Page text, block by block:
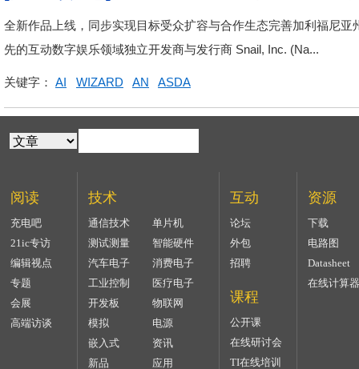
全新作品上线，同步实现目标受众扩容与合作生态完善加利福尼
先的互动数字娱乐领域独立开发商与发行商 Snail, Inc. (Na...
关键字： AI WIZARD AN ASDA
阅读
充电吧
21ic专访
编辑视点
专题
会展
高端访谈
技术
通信技术
单片机
测试测量
智能硬件
汽车电子
消费电子
工业控制
医疗电子
开发板
物联网
模拟
电源
嵌入式
资讯
新品
应用
互动
论坛
外包
招聘
课程
公开课
在线研讨会
TI在线培训
资源
下载
电路图
Datasheet
在线计算器